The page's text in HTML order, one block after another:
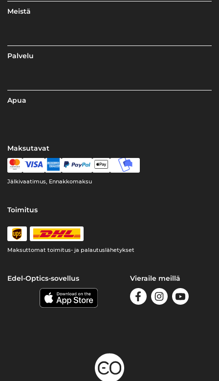
Meistä
Palvelu
Apua
Maksutavat
Jälkivaatimus, Ennakkomaksu
Toimitus
Maksuttomat toimitus- ja palautuslähetykset
Edel-Optics-sovellus Vieraile meillä